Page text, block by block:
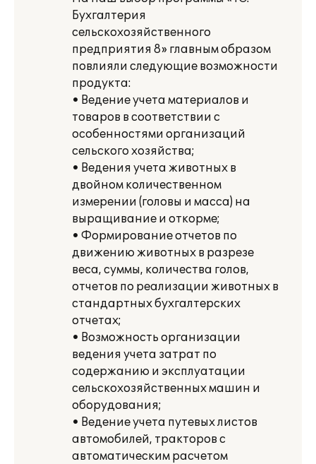
Бухгалтерия
сельскохозяйственного
предприятия 8» главным образом
повлияли следующие возможности
продукта:
• Ведение учета материалов и
товаров в соответствии с
особенностями организаций
сельского хозяйства;
• Ведения учета животных в
двойном количественном
измерении (головы и масса) на
выращивание и откорме;
• Формирование отчетов по
движению животных в разрезе
веса, суммы, количества голов,
отчетов по реализации животных в
стандартных бухгалтерских
отчетах;
• Возможность организации
ведения учета затрат по
содержанию и эксплуатации
сельскохозяйственных машин и
оборудования;
• Ведение учета путевых листов
автомобилей, тракторов с
автоматическим расчетом